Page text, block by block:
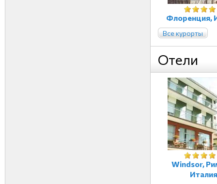
Флоренция,
Все курорты
Отели
Windsor,
Италия